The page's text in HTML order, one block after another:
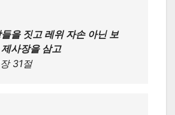
을 짓고 레위 자손 아닌 보
사장을 삼고
31절